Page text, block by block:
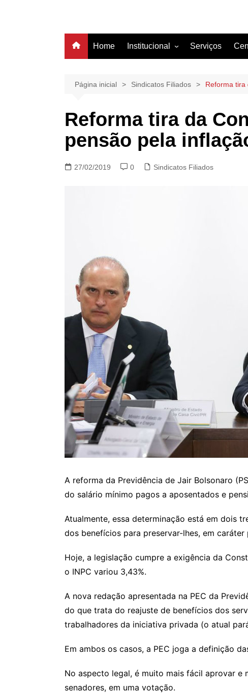
Home Institucional
Estrutura
Diretoria
Serviços
Página inicial Sindicatos Filiados Reforma tira
Reforma tira da
pensão pela
27/02/2019 0 Sindicatos Filiados
A reforma da Previdência de Jair Bolsonaro
do salário mínimo pagos a aposentados e
Atualmente, essa determinação está em dois
dos benefícios para preservar-lhes, em caráter
Hoje, a legislação cumpre a exigência da
o INPC variou 3,43%.
A nova redação apresentada na PEC da
do que trata do reajuste de benefícios dos
trabalhadores da iniciativa privada (o atual
Em ambos os casos, a PEC joga a definição
No aspecto legal, é muito mais fácil aprovar e
senadores, em uma votação.